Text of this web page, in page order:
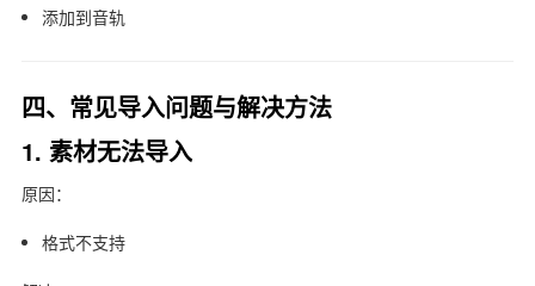
添加到音轨
四、常见导入问题与解决方法
1. 素材无法导入
原因：
格式不支持